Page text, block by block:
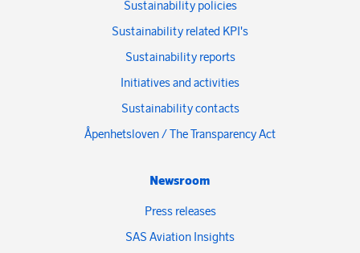
Sustainability policies
Sustainability related KPI's
Sustainability reports
Initiatives and activities
Sustainability contacts
Åpenhetsloven / The Transparency Act
Newsroom
Press releases
SAS Aviation Insights